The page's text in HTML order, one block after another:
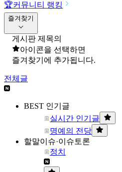
🏆커뮤니티 랭킹
즐겨찾기
게시판 제목의
아이콘을 선택하면
즐겨찾기에 추가됩니다.
전체글
BEST 인기글
실시간 인기글
명예의 전당
할말이슈·이슈토론
정치